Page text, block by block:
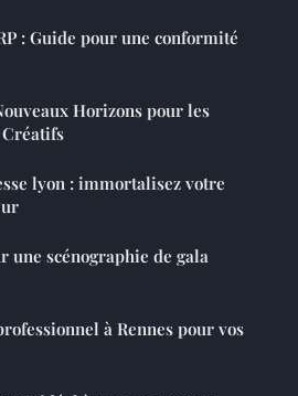
: Guide pour une conformité
Horizons pour les
Créatifs
lyon : immortalisez votre
une scénographie de gala
à Rennes pour vos